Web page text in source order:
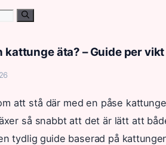
kattunge äta? – Guide per vikt
att stå där med en påse
så snabbt att det är lätt att
tydlig guide baserad på